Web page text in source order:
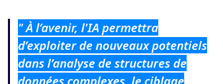
" À l’avenir, l'IA permettra
d’exploiter de nouveaux potentiels
dans l’analyse de structures de